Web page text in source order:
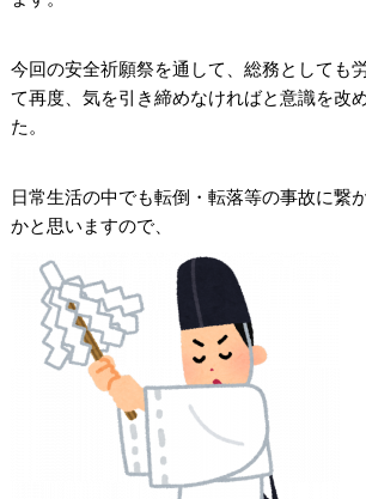
今回の安全祈願祭を通して、総務としても
て再度、気を引き締めなければと意識を改
た。
日常生活の中でも転倒・転落等の事故に繋
かと思いますので、